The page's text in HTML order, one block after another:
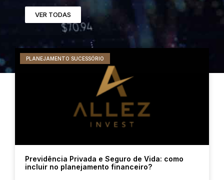
VER TODAS
PLANEJAMENTO SUCESSÓRIO
Previdência Privada e Seguro de Vida: como
incluir no planejamento financeiro?